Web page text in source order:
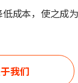
成本，使之成
我们